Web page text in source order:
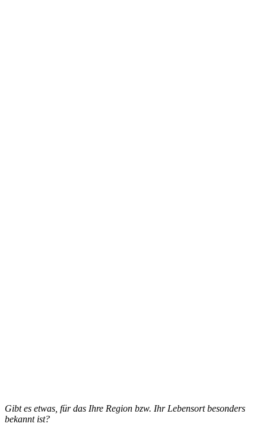
Gibt es etwas, für das Ihre Region bzw. Ihr Lebensortbesonders
bekannt ist?